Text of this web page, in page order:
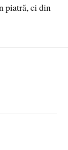
piatră, ci din